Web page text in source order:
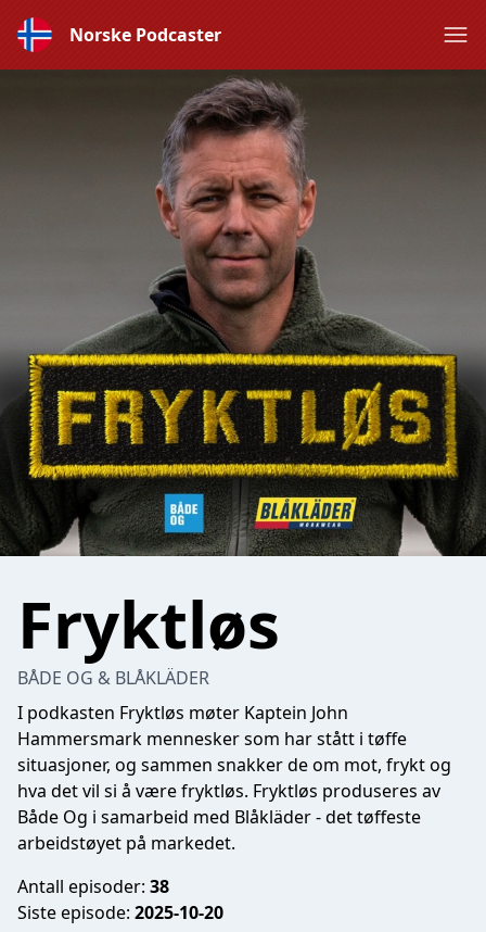
Norske Podcaster
Fryktløs
BÅDE OG & BLÅKLÄDER
I podkasten Fryktløs møter Kaptein John
Hammersmark mennesker som har stått i tøffe
situasjoner, og sammen snakker de om mot, frykt og
hva det vil si å være fryktløs. Fryktløs produseres av
Både Og i samarbeid med Blåkläder - det tøffeste
arbeidstøyet på markedet.
Antall episoder: 38
Siste episode: 2025-10-20